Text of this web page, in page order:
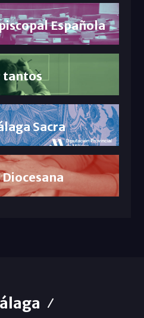
Española
tantos
Sacra